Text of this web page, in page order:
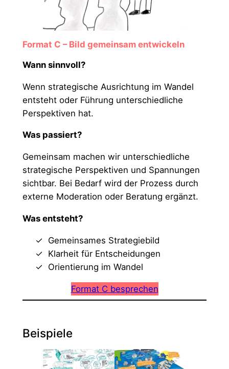
Format C – Bild gemeinsam entwickeln
Wann sinnvoll?
Wenn strategische Ausrichtung im Wandel
entsteht oder Führung unterschiedliche
Perspektiven hat.
Was passiert?
Gemeinsam machen wir unterschiedliche
strategische Perspektiven und Spannungen
sichtbar. Bei Bedarf wird der Prozess durch
externe Moderation oder Beratung ergänzt.
Was entsteht?
Gemeinsames Strategiebild
Klarheit für Entscheidungen
Orientierung im Wandel
Format C besprechen
Beispiele